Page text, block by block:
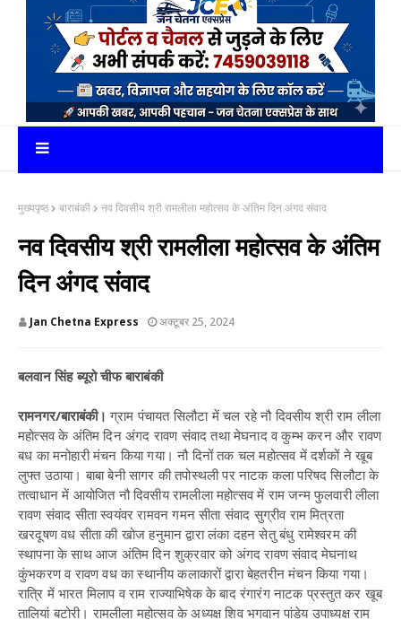
मुख्यपृष्ठ बाराबंकी नव दिवसीय श्री रामलीला महोत्सव के अंतिम दिन अंगद संवाद
नव दिवसीय श्री रामलीला महोत्सव के अंतिम
दिन अंगद संवाद
Jan Chetna Express अक्टूबर 25, 2024
बलवान सिंह ब्यूरो चीफ बाराबंकी
रामनगर/बाराबंकी। ग्राम पंचायत सिलौटा में चल रहे नौ दिवसीय श्री राम लीला
महोत्सव के अंतिम दिन अंगद रावण संवाद तथा मेघनाद व कुम्भ करन और रावण
बध का मनोहारी मंचन किया गया। नौ दिनों तक चल महोत्सव में दर्शकों ने खूब
लुफ्त उठाया। बाबा बेनी सागर की तपोस्थली पर नाटक कला परिषद सिलौटा के
तत्वाधान में आयोजित नौ दिवसीय रामलीला महोत्सव में राम जन्म फुलवारी लीला
रावण संवाद सीता स्वयंवर रामवन गमन सीता संवाद सुग्रीव राम मित्रता
खरदूषण वध सीता की खोज हनुमान द्वारा लंका दहन सेतु बंधु रामेश्वरम की
स्थापना के साथ आज अंतिम दिन शुक्रवार को अंगद रावण संवाद मेघनाथ
कुंभकरण व रावण वध का स्थानीय कलाकारों द्वारा बेहतरीन मंचन किया गया।
रात्रि में भारत मिलाप व राम राज्याभिषेक के बाद रंगारंग नाटक प्रस्तुत कर खूब
तालियां बटोरी। रामलीला महोत्सव के अध्यक्ष शिव भगवान पांडेय उपाध्यक्ष राम